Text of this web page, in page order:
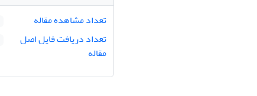
تعداد مشاهده مقاله
تعداد دریافت فایل اصل
مقاله